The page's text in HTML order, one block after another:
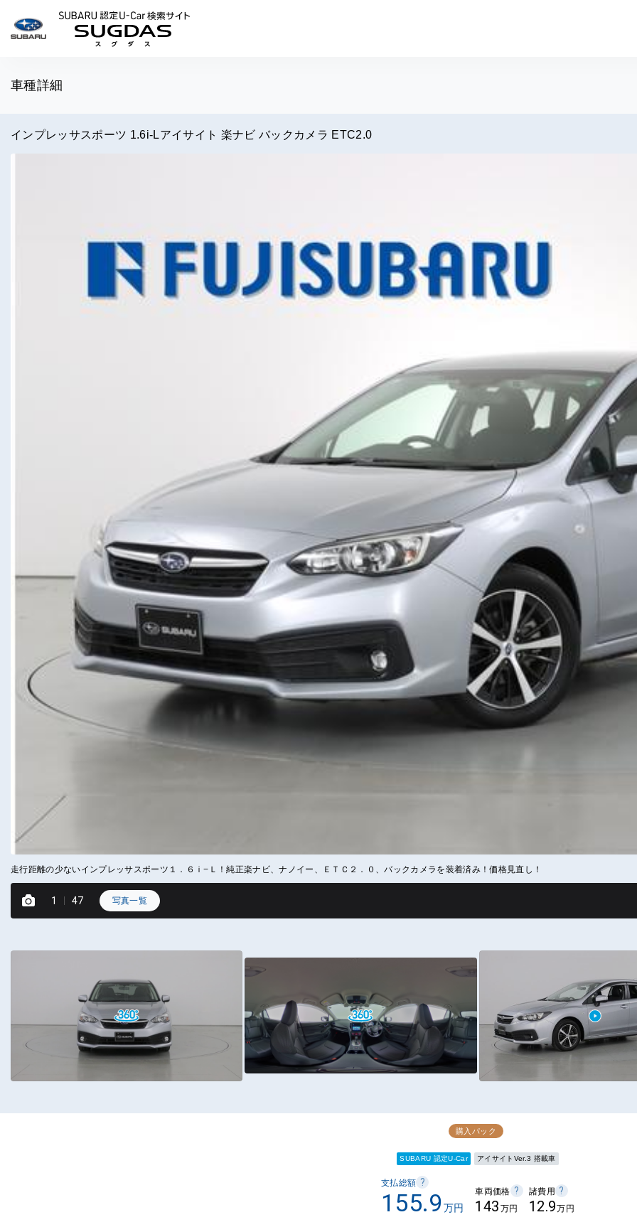
車種詳細
インプレッサスポーツ 1.6i-Lアイサイト 楽ナビ バックカメラ ETC2.0
走行距離の少ないインプレッサスポーツ１．６ｉ−Ｌ！純正楽ナビ、ナノイー、ＥＴＣ２．０、バックカメラを装着済み！価格見直し！
1 47 写真一覧
購入パック
SUBARU 認定U-Car アイサイトVer.3 搭載車
支払総額 ?
155.9 万円
車両価格 ?
143 万円
諸費用 ?
12.9万円